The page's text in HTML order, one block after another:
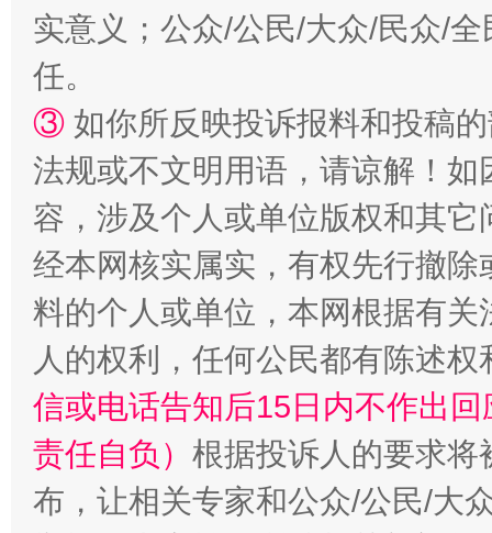
扯下公款旅游的“隐身衣” 如何以
实意义；公众/公民/大众/民众/
任。
③ 如你所反映投诉报料和投稿
法规或不文明用语，请谅解！
容，涉及个人或单位版权和其它
经本网核实属实，有权先行撤
料的个人或单位，本网根据有
人的权利，任何公民都有陈述
信或电话告知后15日内不作出
责任自负） 根据投诉人的要求将
布，让相关专家和公众/公民/大